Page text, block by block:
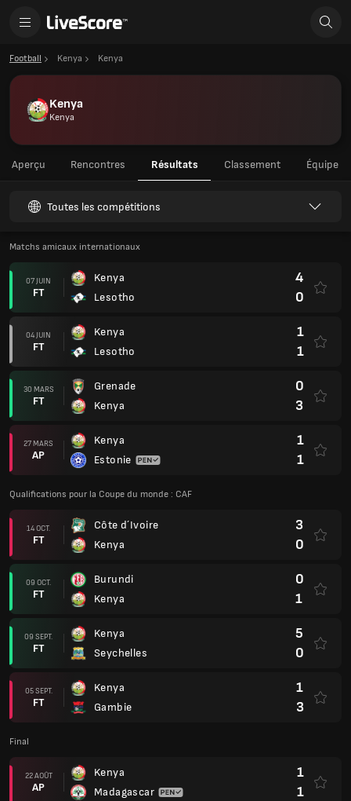
Football Kenya Kenya
Kenya
Kenya
Aperçu Rencontres Résultats Classement Équipe
Toutes les compétitions
Matchs amicaux internationaux
07 JUIN
FT
Kenya
Lesotho
4
0
04 JUIN
FT
Kenya
Lesotho
1
1
30 MARS
FT
Grenade
Kenya
0
3
27 MARS
AP
Kenya
Estonie
1
1
Qualifications pour la Coupe du monde : CAF
14 OCT.
FT
Côte d´Ivoire
Kenya
3
0
09 OCT.
FT
Burundi
Kenya
0
1
09 SEPT.
FT
Kenya
Seychelles
5
0
05 SEPT.
FT
Kenya
Gambie
1
3
Final
22 AOÛT
AP
Kenya
Madagascar
1
1